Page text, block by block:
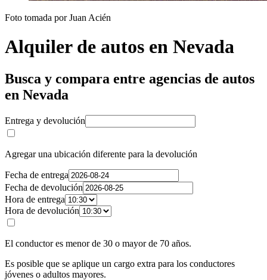
Foto tomada por Juan Acién
Alquiler de autos en Nevada
Busca y compara entre agencias de autos
en Nevada
Entrega y devolución
Agregar una ubicación diferente para la devolución
Fecha de entrega
Fecha de devolución
Hora de entrega
Hora de devolución
El conductor es menor de 30 o mayor de 70 años.
Es posible que se aplique un cargo extra para los conductores
jóvenes o adultos mayores.